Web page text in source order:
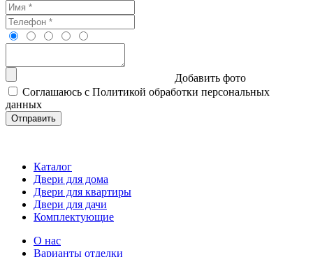
Добавить фото
Соглашаюсь с Политикой обработки персональных
данных
Каталог
Двери для дома
Двери для квартиры
Двери для дачи
Комплектующие
О нас
Варианты отделки